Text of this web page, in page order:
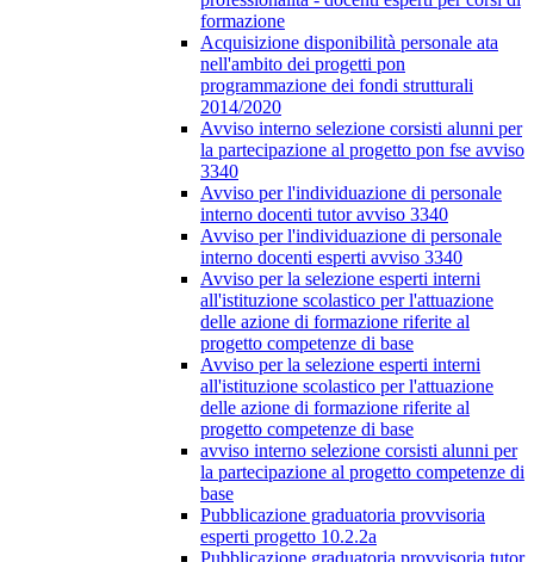
formazione
Acquisizione disponibilità personale ata
nell'ambito dei progetti pon
programmazione dei fondi strutturali
2014/2020
Avviso interno selezione corsisti alunni per
la partecipazione al progetto pon fse avviso
3340
Avviso per l'individuazione di personale
interno docenti tutor avviso 3340
Avviso per l'individuazione di personale
interno docenti esperti avviso 3340
Avviso per la selezione esperti interni
all'istituzione scolastico per l'attuazione
delle azione di formazione riferite al
progetto competenze di base
Avviso per la selezione esperti interni
all'istituzione scolastico per l'attuazione
delle azione di formazione riferite al
progetto competenze di base
avviso interno selezione corsisti alunni per
la partecipazione al progetto competenze di
base
Pubblicazione graduatoria provvisoria
esperti progetto 10.2.2a